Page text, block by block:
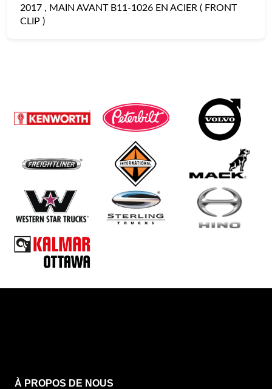
2017 , MAIN AVANT B11-1026 EN ACIER ( FRONT
CLIP )
À PROPOS DE NOUS